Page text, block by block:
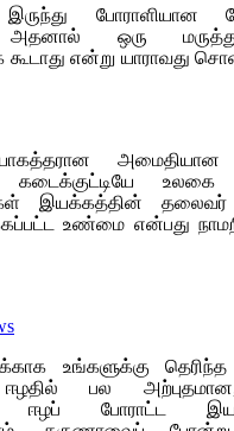
இருந்து போராளியான
அதனால் ஒரு
என்று யாராவது
அமைதியான
உலகை
இயக்கத்தின் தலைவர்
உண்மை என்பது
உங்களுக்கு
ஈழதில் பல
ஈழப் போராட்ட